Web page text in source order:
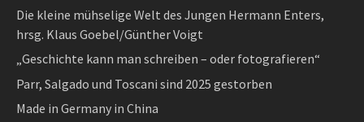
Die kleine mühselige Welt des Jungen Hermann Enters,
hrsg. Klaus Goebel/Günther Voigt
„Geschichte kann man schreiben – oder fotografieren“
Parr, Salgado und Toscani sind 2025 gestorben
Made in Germany in China